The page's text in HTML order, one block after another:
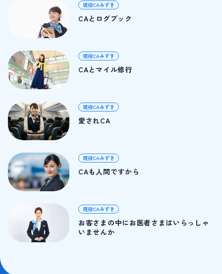
現役CAみずき
CAとログブック
現役CAみずき
CAとマイル修行
現役CAみずき
愛されCA
現役CAみずき
CAも人間ですから
現役CAみずき
お客さまの中にお医者さまはいらっしゃ
いませんか